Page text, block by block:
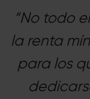
“No todo
la renta
para los